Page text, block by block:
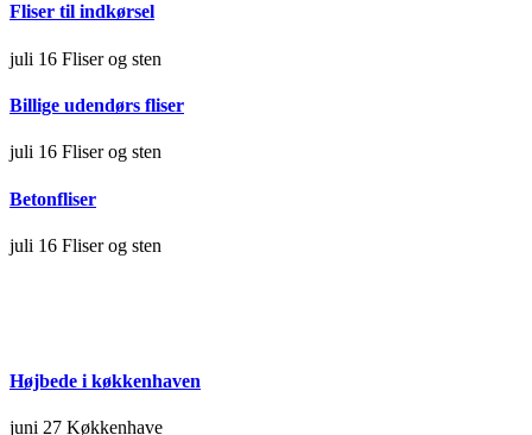
Fliser til indkørsel
juli 16 Fliser og sten
Billige udendørs fliser
juli 16 Fliser og sten
Betonfliser
juli 16 Fliser og sten
Højbede i køkkenhaven
juni 27 Køkkenhave